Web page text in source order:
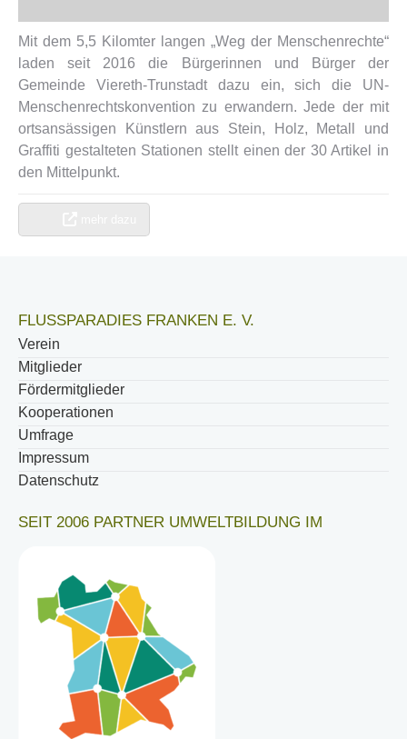
Mit dem 5,5 Kilomter langen „Weg der Menschenrechte“
laden seit 2016 die Bürgerinnen und Bürger der
Gemeinde Viereth-Trunstadt dazu ein, sich die UN-
Menschenrechtskonvention zu erwandern. Jede der mit
ortsansässigen Künstlern aus Stein, Holz, Metall und
Graffiti gestalteten Stationen stellt einen der 30 Artikel in
den Mittelpunkt.
FLUSSPARADIES FRANKEN E. V.
Verein
Mitglieder
Fördermitglieder
Kooperationen
Umfrage
Impressum
Datenschutz
SEIT 2006 PARTNER UMWELTBILDUNG IM